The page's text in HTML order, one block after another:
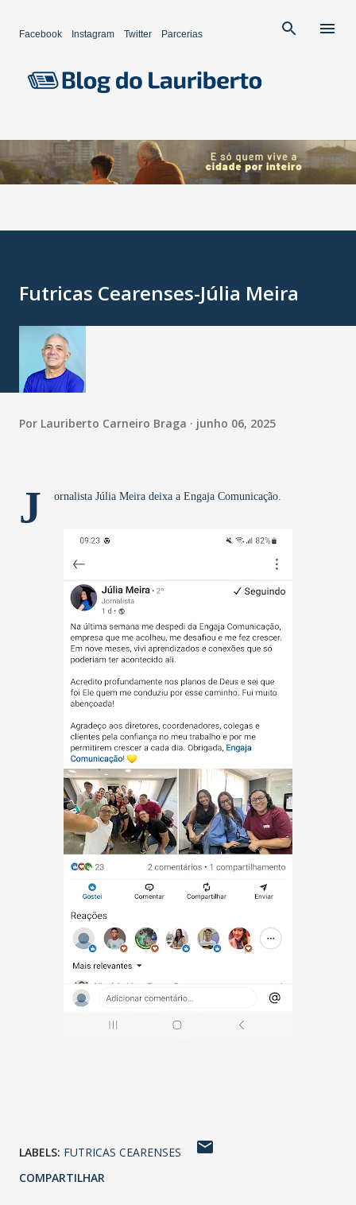
Facebook Instagram Twitter Parcerias
Futricas Cearenses-Júlia Meira
Por Lauriberto Carneiro Braga junho 06, 2025
J ornalista Júlia Meira deixa a Engaja Comunicação.
LABELS: FUTRICAS CEARENSES
COMPARTILHAR